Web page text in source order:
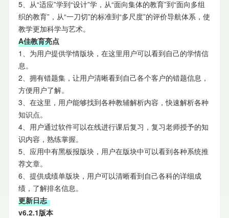
5、从“适应”学到“设计”学，从“面向集体的教育”到“面向多组
织的教育”，从“一刀切”的标准到“多尺度”的评价导航体系，使
教学更加科学与艺术。
A佳教育亮点
1、为用户提供学情版块，在这里用户可以看到自己的学情信
息。
2、拥有错题集，让用户清晰看到自己各个客户的错题信息，
方便用户了解。
3、在这里，用户能够找到各种教辅解析内容，快速解析各种
知识点。
4、用户通过软件可以在线进行课后复习，复习老师授予的知
识内容，熟练掌握。
5、应用中有黑板报版块，用户在版块中可以看到各种系统推
荐文章。
6、提供成绩单版块，用户可以清晰看到自己各科的详细成
绩，了解排名信息。
更新日志
v6.2.1版本